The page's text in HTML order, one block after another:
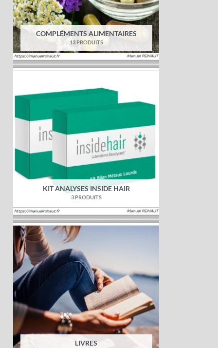
COMPLÉMENTS ALIMENTAIRES
13 PRODUITS
KIT ANALYSES INSIDE HAIR
3 PRODUITS
LIVRES